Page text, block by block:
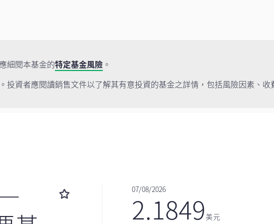
細閱本基金的特定基金風險 。
投資者應閱讀銷售文件以了解其有意投資的基金之詳情，包括風險因素、收
07/08/2026
2.1849 美元